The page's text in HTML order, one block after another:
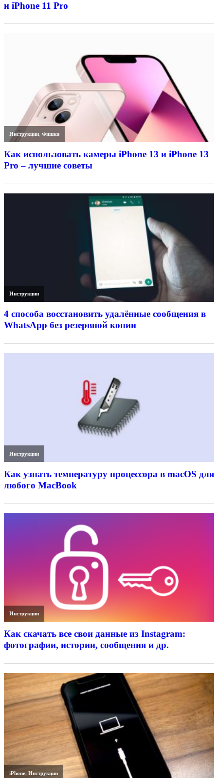
и iPhone 11 Pro
Инструкции,Фишки
Как использовать камеры iPhone 13 и iPhone 13
Pro – лучшие советы
Инструкции
4 способа восстановить удалённые сообщения в
WhatsApp без резервной копии
Инструкции
Как узнать температуру процессора в macOS для
любого MacBook
Инструкции
Как скачать все свои данные из Instagram:
фотографии, истории, сообщения и др.
iPhone,Инструкции